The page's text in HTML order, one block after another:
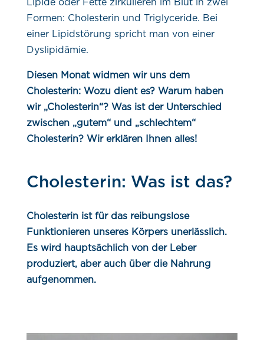
Lipide oder Fette zirkulieren im Blut in zwei
Formen: Cholesterin und Triglyceride. Bei
einer Lipidstörung spricht man von einer
Dyslipidämie.
Diesen Monat widmen wir uns dem
Cholesterin: Wozu dient es? Warum haben
wir „Cholesterin“? Was ist der Unterschied
zwischen „gutem“ und „schlechtem“
Cholesterin? Wir erklären Ihnen alles!
Cholesterin: Was ist das?
Cholesterin ist für das reibungslose
Funktionieren unseres Körpers unerlässlich.
Es wird hauptsächlich von der Leber
produziert, aber auch über die Nahrung
aufgenommen.